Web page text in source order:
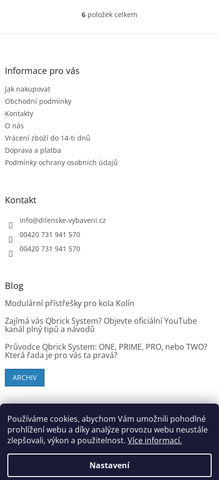
Používáme cookies, abychom Vám umožnili pohodlné
prohlížení webu a díky analýze provozu webu neustále
zlepšovali, výkon a použitelnost. Více informací.
Nastavení
O
l
p
i
6 položek celkem
Z
Informace pro vás
Jak nakupovat
Obchodní podmínky
Kontakty
O nás
Vrácení zboží do 14-ti dnů
Doprava a platba
Podmínky ochrany osobních údajů
Kontakt
info@dilenske-vybaveni.cz
00420 731 941 570
00420 731 941 570
Blog
Modulární přístřešky pro kola Kolín
Zajímá vás Qbrick System? Objevte oficiální YouTube
kanál plný tipů a návodů
Průvodce Qbrick System: ONE, PRIME, PRO, nebo TWO?
Která řada je pro vás ta pravá?
ARCHIV